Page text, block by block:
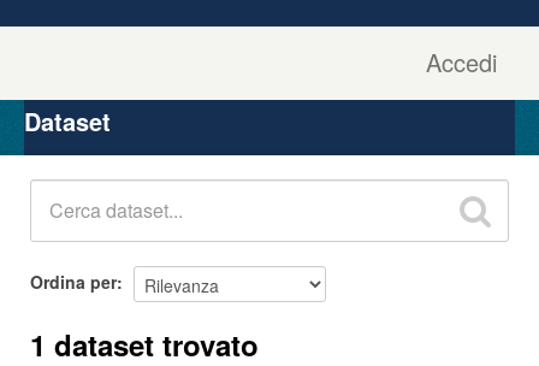
Accedi
Organizzazioni
Gruppi
Dataset
Ordina per
1 dataset trovato